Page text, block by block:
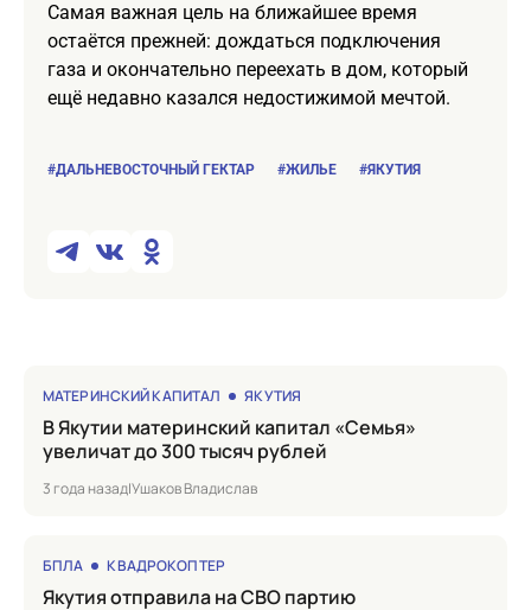
Самая важная цель на ближайшее время
остаётся прежней: дождаться подключения
газа и окончательно переехать в дом, который
ещё недавно казался недостижимой мечтой.
#ДАЛЬНЕВОСТОЧНЫЙ ГЕКТАР #ЖИЛЬЕ #ЯКУТИЯ
МАТЕРИНСКИЙ КАПИТАЛ ЯКУТИЯ
в Якутии материнский капитал «Семья»
увеличат до 300 тысяч рублей
3 года назад|Ушаков Владислав
БПЛА КВАДРОКОПТЕР
Якутия отправила на СВО партию